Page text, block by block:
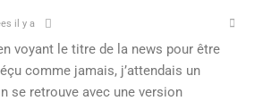
il y a
voyant le titre de la news pour être
comme jamais, j’attendais un
se retrouve avec une version